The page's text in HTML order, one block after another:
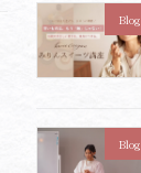
Blog
Blog